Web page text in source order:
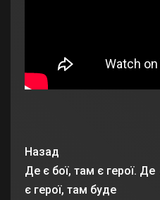
Назад
Де є бої, там є герої. Де
є герої, там буде